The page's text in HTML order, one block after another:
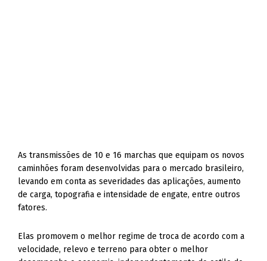
As transmissões de 10 e 16 marchas que equipam os no­vos
caminhões foram desenvolvidas para o mercado brasileiro,
levando em conta as severidades das aplicações, aumento
de carga, topogra­fia e intensidade de engate, entre outros
fatores.
Elas promovem o melhor regime de troca de acordo com a
velocidade, relevo e terreno para obter o melhor